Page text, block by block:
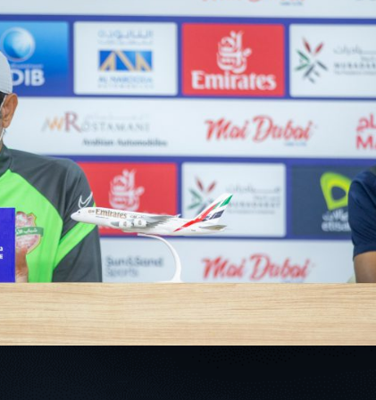
سوبر شيلد الإمارات العربية
المتحدة - قطرات
درع التحدي